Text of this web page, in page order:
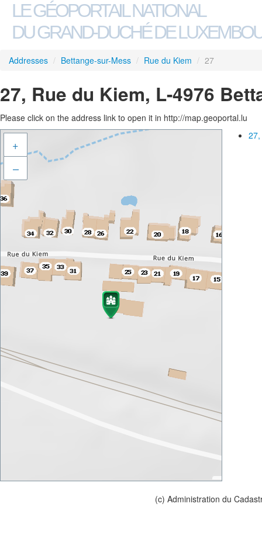
LE GÉOPORTAIL NATIONAL
DU GRAND-DUCHÉ DE
Addresses / Bettange-sur-Mess / Rue du Kiem / 27
27, Rue du Kiem, L-4976
Please click on the address link to open it in http://map.geoportal.lu
+
–
(c) Administration du